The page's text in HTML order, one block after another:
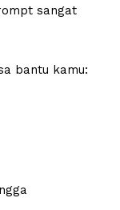
sangat
bantu kamu: